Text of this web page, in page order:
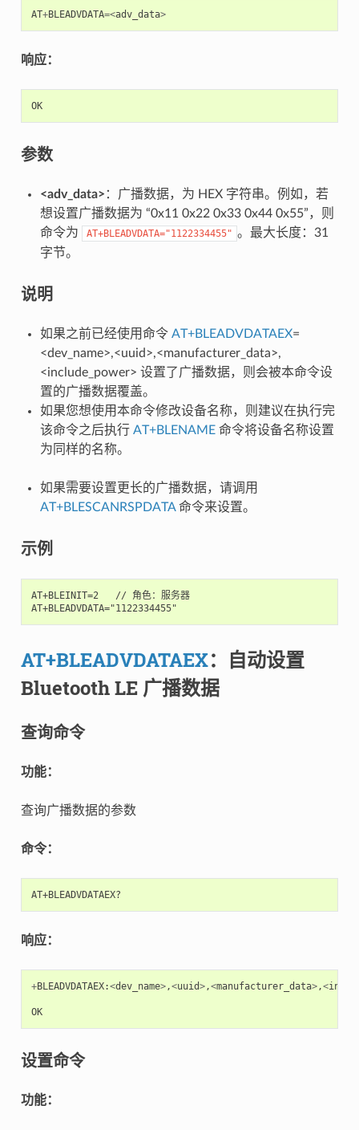
AT+BLEADVDATA=<adv_data>
响应：
OK
参数
<adv_data> ：广播数据，为 HEX 字符串。例如，若
想设置广播数据为 “0x11 0x22 0x33 0x44 0x55”，则
命令为
AT+BLEADVDATA="1122334455" 。最大长度：31
字节。
说明
如果之前已经使用命令 AT+BLEADVDATAEX=
<dev_name>,<uuid>,<manufacturer_data>,
<include_power> 设置了广播数据，则会被本命令设
置的广播数据覆盖。
如果您想使用本命令修改设备名称，则建议在执行完
该命令之后执行 AT+BLENAME命令将设备名称设置
为同样的名称。
如果需要设置更长的广播数据，请调用
AT+BLESCANRSPDATA命令来设置。
示例
AT+BLEINIT=2   // 角色：服务器
AT+BLEADVDATAEX：自动设置
Bluetooth LE 广播数据
查询命令
功能：
查询广播数据的参数
命令：
响应：
+BLEADVDATAEX:<dev_name>,<uuid>,<manufacturer_data>,<
OK
设置命令
功能：